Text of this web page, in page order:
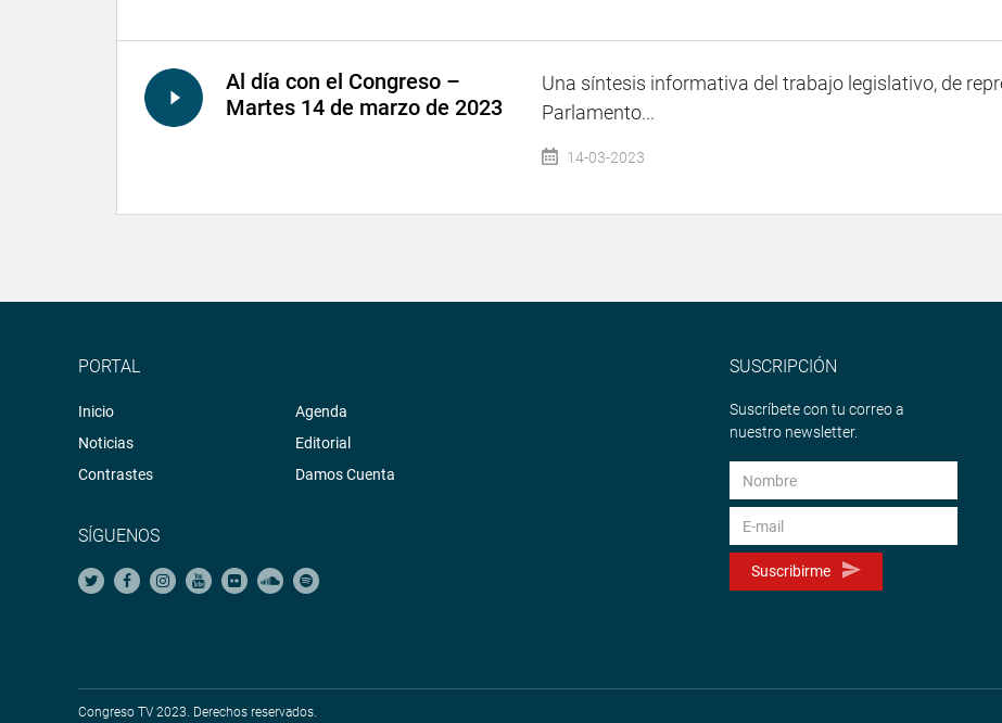
Al día con el Congreso –
Martes 14 de marzo de 2023
Una síntesis informativa del trabajo legislativo, de
Parlamento...
14-03-2023
PORTAL
Inicio
Noticias
Contrastes
Agenda
Editorial
Damos Cuenta
SÍGUENOS
SUSCRIPCIÓN
Suscríbete con tu correo a
nuestro newsletter.
Suscribirme
Congreso TV 2023. Derechos reservados.